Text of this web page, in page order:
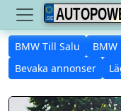
BMW Till Salu BMW
Bevaka annonser